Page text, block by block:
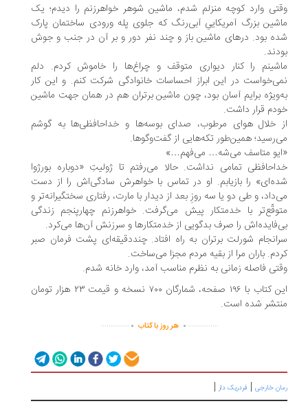
وارد کوچه منزلم شدم، ماشین شوهر خواهرزنم را دیدم؛ یک
بزرگ آمریکاییِ آبی‌رنگ که جلوی پله ورودی ساختمان پارک
بود. درهای ماشین باز و چند نفر دور و بر آن در جنب و جوش
را کنار دیواری متوقف و چراغ‌ها را خاموش کردم. دلم
در این ابراز احساسات خانوادگی شرکت کنم. و این کار
برایم آسان بود، چون ماشین برتران هم در همان جهت ماشین
قرار داشت.
خلال هوای مرطوب، صدای بوسه‌ها و خداحافظی‌ها به گوشم
همین‌طور تکه‌هایی از گفت‌وگوها.
متاسف می‌شه… می‌فهم…»
تمامی نداشت. حالا می‌رفتم تا ژولیتِ «دوباره بورژوا
را بازیابم. او در تماس با خواهرش سادگی‌اش را از دست
و طی دو یا سه روزِ بعد از دیدار با مارت، رفتاری سختگیرانه‌تر و
با خدمتکار پیش می‌گرفت. خواهرزنم چهارپنجم زندگی
را صرف بدگویی از خدمتکارها و سرزنش آن‌ها می‌کرد.
شورلت برتران به راه افتاد. چنددقیقه‌ای پشت فرمان صبر
باران مرا از بقیه مردم مجزا می‌ساخت.
فاصله زمانی به نظرم مناسب آمد، وارد خانه شدم.
این کتاب با ۱۹۶ صفحه، شمارگان ۷۰۰ نسخه و قیمت ۲۳ هزار تومان
شده است.
...............
. هر روز با کتاب .
..............
خارجی|فردریک دار|